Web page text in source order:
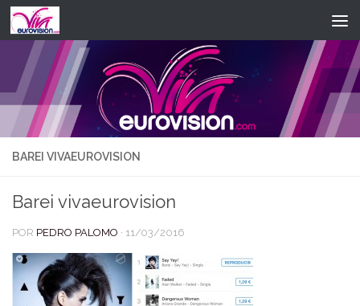
Saltar al contenido
BAREI VIVAEUROVISION
Barei vivaeurovision
POR PEDRO PALOMO · 11/03/2016